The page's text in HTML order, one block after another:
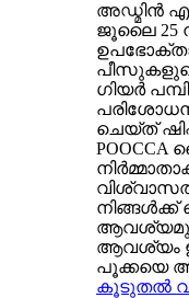
അഡ്മിൻ
ജൂലൈ 25
ഗിയർ
ചെയ്ത്
ആവശ്യം
പൂക്കയെ
കൂടുതൽ